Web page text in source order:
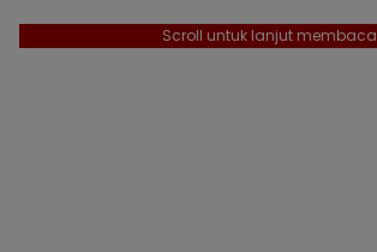
Scroll untuk lanjut membaca